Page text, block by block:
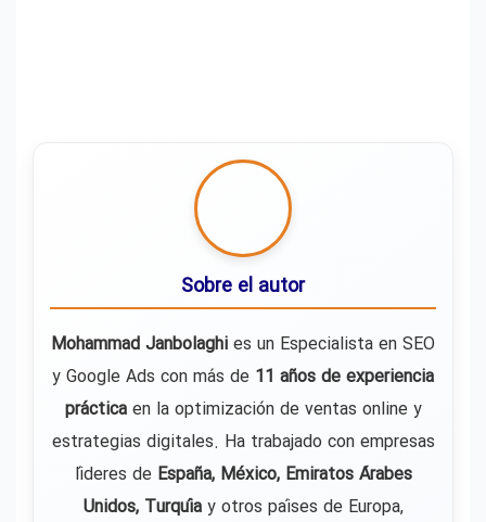
Sobre el autor
Mohammad Janbolaghi es un Especialista en SEO
y Google Ads con más de 11 años de experiencia
prácticaen la optimización de ventas online y
estrategias digitales. Ha trabajado con empresas
líderes de España, México, Emiratos Árabes
Unidos, Turquíay otros países de Europa,